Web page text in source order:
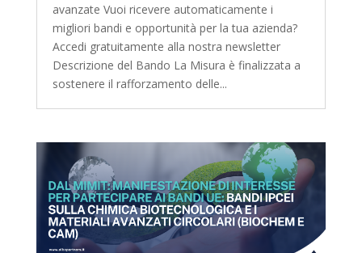
avanzate Vuoi ricevere automaticamente i
migliori bandi e opportunità per la tua azienda?
Accedi gratuitamente alla nostra newsletter
Descrizione del Bando La Misura è finalizzata a
sostenere il rafforzamento delle...